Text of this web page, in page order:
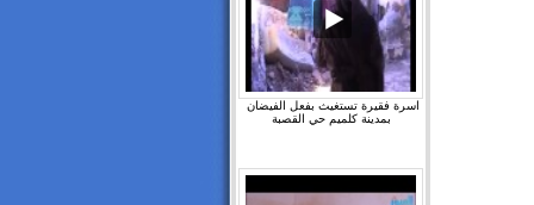
اسرة فقيرة تستغيث بفعل الفيضان ‫
بمدينة كلميم حي القصبة